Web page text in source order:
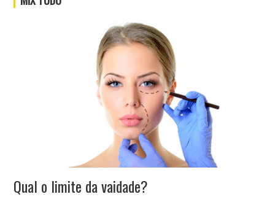
Qual o limite da vaidade?